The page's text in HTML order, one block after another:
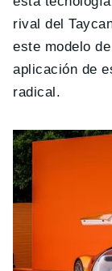
rival del
este modelo
aplicación de
radical.